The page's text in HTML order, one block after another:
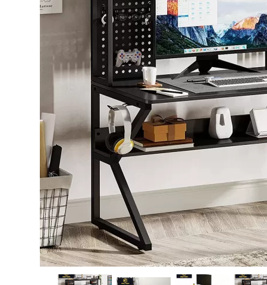
Ray trượt – bản lề – tay nắm cửa
Phụ kiện tủ bếp dưới
Giá để bát đĩa đa năng
Giá để dao thớt
Kệ để chất tẩy rửa
Kệ góc liên hoàn